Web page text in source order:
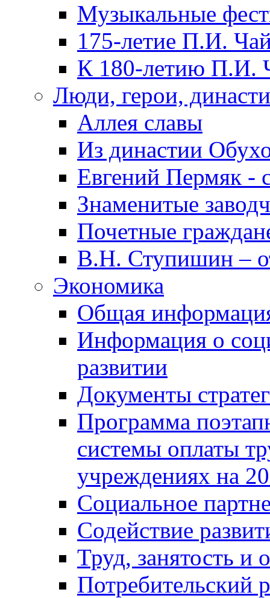
Музыкальные
175-летие П.И.
К 180-летию П.И.
Люди, герои,
Аллея славы
Из династии
Евгений Пермяк -
Знаменитые
Почетные
В.Н. Ступишин –
Экономика
Общая
Информация о
развитии
Документы
Программа
системы оплаты
учреждениях на
Социальное
Содействие
Труд, занятость и
Потребительский